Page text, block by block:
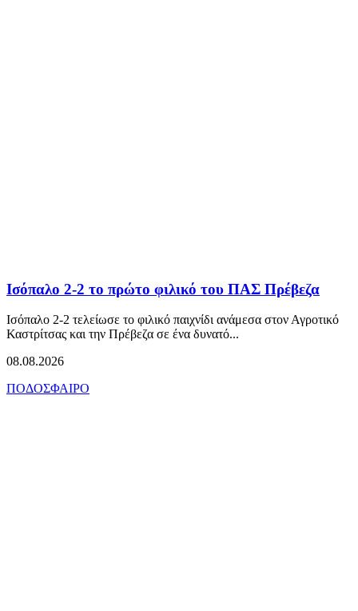
Ισόπαλο 2-2 το πρώτο φιλικό του ΠΑΣ Πρέβεζα
Ισόπαλο 2-2 τελείωσε το φιλικό παιχνίδι ανάμεσα στον Αγροτικό
Καστρίτσας και την Πρέβεζα σε ένα δυνατό...
08.08.2026
ΠΟΔΟΣΦΑΙΡΟ